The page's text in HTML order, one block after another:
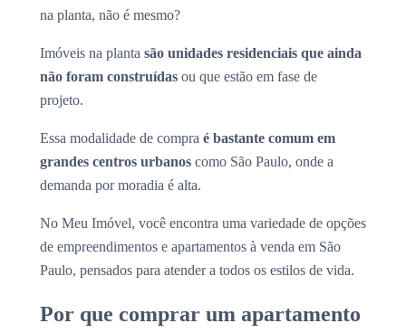
na planta, não é mesmo?
Imóveis na planta são unidades residenciais que ainda
não foram construídas ou que estão em fase de
projeto.
Essa modalidade de compra é bastante comum em
grandes centros urbanos como São Paulo, onde a
demanda por moradia é alta.
No Meu Imóvel, você encontra uma variedade de opções
de empreendimentos e apartamentos à venda em São
Paulo, pensados para atender a todos os estilos de vida.
Por que comprar um apartamento